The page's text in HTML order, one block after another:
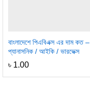
বাংলাদেশে পিএবিএক্স এর দাম কত –
প্যানাসনিক / আইকি / ভারভেক্স
৳ 1.00